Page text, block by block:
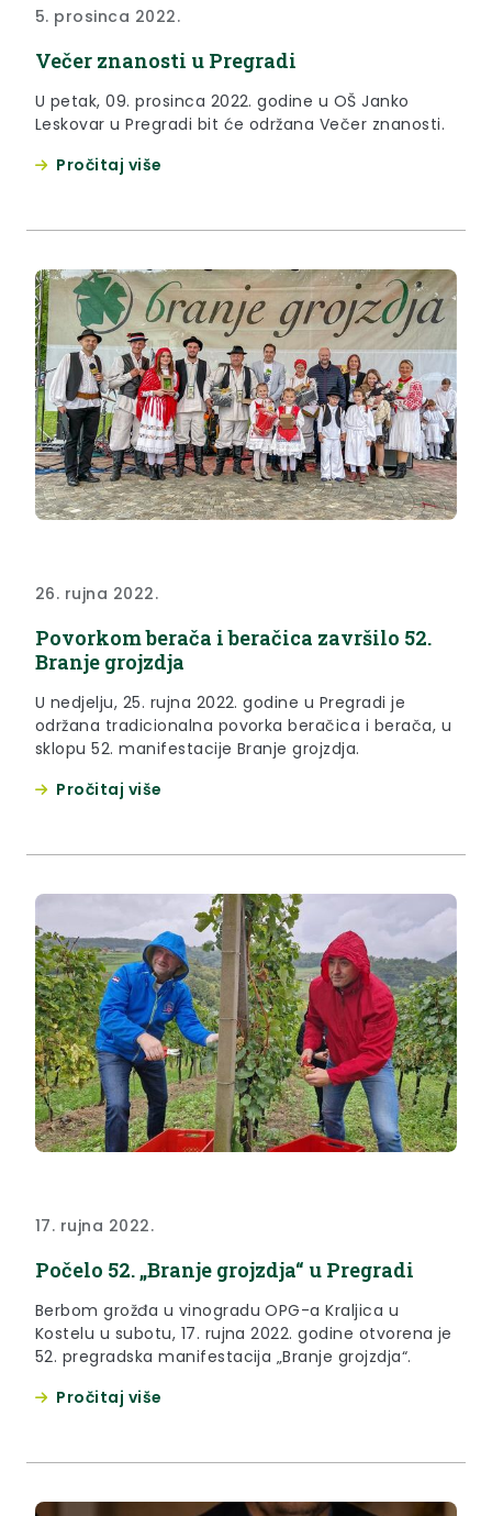
5. prosinca 2022.
Večer znanosti u Pregradi
U petak, 09. prosinca 2022. godine u OŠ Janko
Leskovar u Pregradi bit će održana Večer znanosti.
Pročitaj više
26. rujna 2022.
Povorkom berača i beračica završilo 52.
Branje grojzdja
U nedjelju, 25. rujna 2022. godine u Pregradi je
održana tradicionalna povorka beračica i berača, u
sklopu 52. manifestacije Branje grojzdja.
Pročitaj više
17. rujna 2022.
Počelo 52. „Branje grojzdja“ u Pregradi
Berbom grožđa u vinogradu OPG-a Kraljica u
Kostelu u subotu, 17. rujna 2022. godine otvorena je
52. pregradska manifestacija „Branje grojzdja“.
Pročitaj više